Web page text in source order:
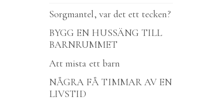
Sorgmantel, var det ett tecken?
BYGG EN HUSSÄNG TILL
BARNRUMMET
Att mista ett barn
NÅGRA FÅ TIMMAR AV EN
LIVSTID